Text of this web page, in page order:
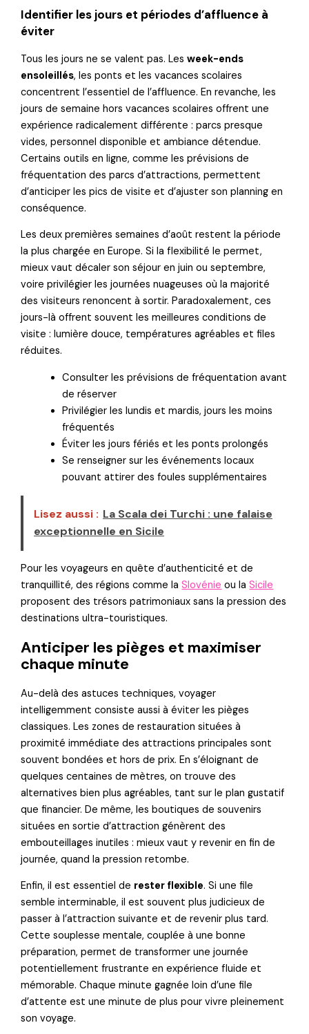
Identifier les jours et périodes d’affluence à
éviter
Tous les jours ne se valent pas. Lesweek-ends
ensoleillés, les ponts et les vacances scolaires
concentrent l’essentiel de l’affluence. En revanche, les
jours de semaine hors vacances scolaires offrent une
expérience radicalement différente : parcs presque
vides, personnel disponible et ambiance détendue.
Certains outils en ligne, comme les prévisions de
fréquentation des parcs d’attractions, permettent
d’anticiper les pics de visite et d’ajuster son planning en
conséquence.
Les deux premières semaines d’août restent la période
la plus chargée en Europe. Si la flexibilité le permet,
mieux vaut décaler son séjour en juin ou septembre,
voire privilégier les journées nuageuses où la majorité
des visiteurs renoncent à sortir. Paradoxalement, ces
jours-là offrent souvent les meilleures conditions de
visite : lumière douce, températures agréables et files
réduites.
Consulter les prévisions de fréquentation avant
de réserver
Privilégier les lundis et mardis, jours les moins
fréquentés
Éviter les jours fériés et les ponts prolongés
Se renseigner sur les événements locaux
pouvant attirer des foules supplémentaires
Lisez aussi : La Scala dei Turchi : une falaise
exceptionnelle en Sicile
Pour les voyageurs en quête d’authenticité et de
tranquillité, des régions comme laSlovénie ou laSicile
proposent des trésors patrimoniaux sans la pression des
destinations ultra-touristiques.
Anticiper les pièges et maximiser
chaque minute
Au-delà des astuces techniques, voyager
intelligemment consiste aussi à éviter les pièges
classiques. Les zones de restauration situées à
proximité immédiate des attractions principales sont
souvent bondées et hors de prix. En s’éloignant de
quelques centaines de mètres, on trouve des
alternatives bien plus agréables, tant sur le plan gustatif
que financier. De même, les boutiques de souvenirs
situées en sortie d’attraction génèrent des
embouteillages inutiles : mieux vaut y revenir en fin de
journée, quand la pression retombe.
Enfin, il est essentiel de rester flexible. Si une file
semble interminable, il est souvent plus judicieux de
passer à l’attraction suivante et de revenir plus tard.
Cette souplesse mentale, couplée à une bonne
préparation, permet de transformer une journée
potentiellement frustrante en expérience fluide et
mémorable. Chaque minute gagnée loin d’une file
d’attente est une minute de plus pour vivre pleinement
son voyage.